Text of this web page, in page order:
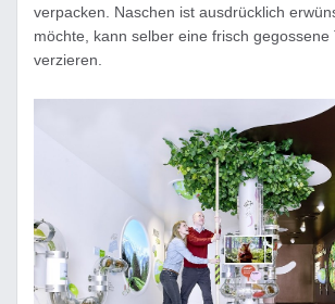
verpacken. Naschen ist ausdrücklich
möchte, kann selber eine frisch gegossene
verzieren.